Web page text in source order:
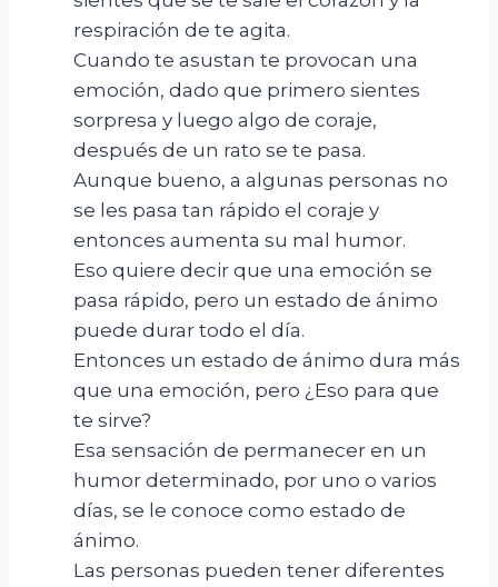
respiración de te agita.
Cuando te asustan te provocan una
emoción, dado que primero sientes
sorpresa y luego algo de coraje,
después de un rato se te pasa.
Aunque bueno, a algunas personas no
se les pasa tan rápido el coraje y
entonces aumenta su mal humor.
Eso quiere decir que una emoción se
pasa rápido, pero un estado de ánimo
puede durar todo el día.
Entonces un estado de ánimo dura más
que una emoción, pero ¿Eso para que
te sirve?
Esa sensación de permanecer en un
humor determinado, por uno o varios
días, se le conoce como estado de
ánimo.
Las personas pueden tener diferentes